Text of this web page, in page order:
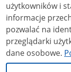
użytkowników i stale
informacje
pozwalać na
przeglądarki
dane osobowe.